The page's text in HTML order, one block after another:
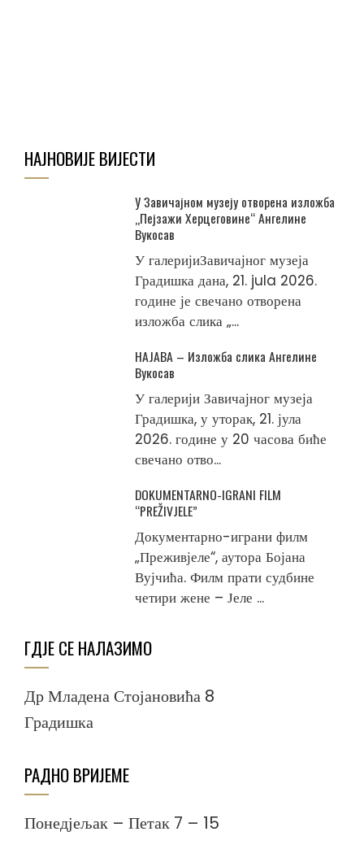
НАЈНОВИЈЕ ВИЈЕСТИ
У Завичајном музеју отворена изложба
„Пејзажи Херцеговине“ Ангелине
Вукосав
У галеријиЗавичајног музеја
Градишка дана, 21. jula 2026.
године је свечано отворена
изложба слика „...
НАЈАВА – Изложба слика Ангелине
Вукосав
У галерији Завичајног музеја
Градишка, у уторак, 21. јула
2026. године у 20 часова биће
свечано отво...
DOKUMENTARNO-IGRANI FILM
“PREŽIVJELE”
Документарно-играни филм
„Преживјеле“, аутора Бојана
Вујчића. Филм прати судбине
четири жене – Јеле ...
ГДЈЕ СЕ НАЛАЗИМО
Др Младена Стојановића 8
Градишка
РАДНО ВРИЈЕМЕ
Понедјељак – Петак 7 – 15